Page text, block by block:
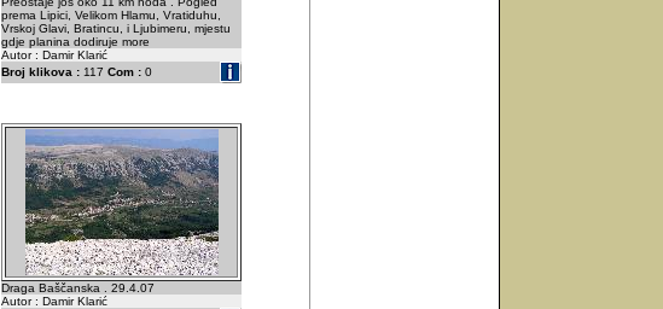
prema Lipici, Velikom Hlamu, Vratiduhu,
Vrskoj Glavi, Bratincu, i Ljubimeru, mjestu
gdje planina dodiruje more
Autor : Damir Klarić
Broj klikova : 117 Com : 0
Draga Baščanska . 29.4.07
Autor : Damir Klarić